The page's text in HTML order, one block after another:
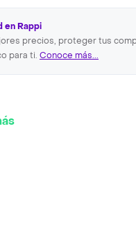
en Rappi
precios, proteger tus
para ti. Conoce más...